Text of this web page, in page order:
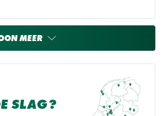
MEER
SLAG?